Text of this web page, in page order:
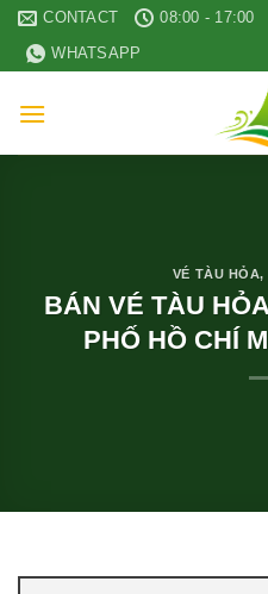
Skip
content
CONTACT 08:00 - 17:00
WHATSAPP
VÉ TÀU HỎA,
BÁN VÉ TÀU
PHỐ HỒ CHÍ